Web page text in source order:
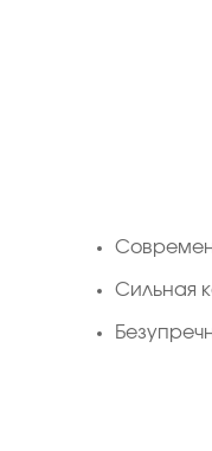
Сильная